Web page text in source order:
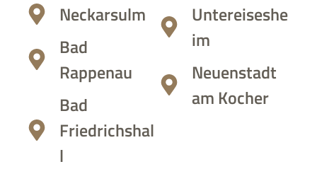
Neckarsulm
Bad
Rappenau
Bad
Friedrichshal
l
Untereiseshe
im
Neuenstadt
am Kocher